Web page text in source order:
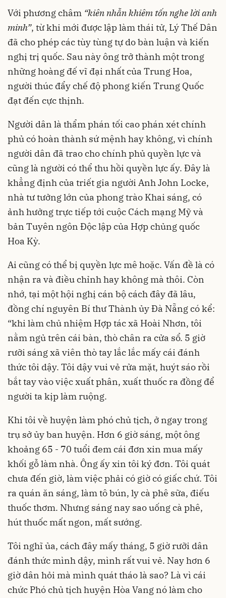
Với phương châm “kiên nhẫn khiêm tốn nghe lời anh
minh”, từ khi mới được lập làm thái tử, Lý Thế Dân
đã cho phép các tùy tùng tự do bàn luận và kiến
nghị trị quốc. Sau này ông trở thành một trong
những hoàng đế vĩ đại nhất của Trung Hoa,
người thúc đẩy chế độ phong kiến Trung Quốc
đạt đến cực thịnh.
Người dân là thẩm phán tối cao phán xét chính
phủ có hoàn thành sứ mệnh hay không, vì chính
người dân đã trao cho chính phủ quyền lực và
cũng là người có thể thu hồi quyền lực ấy. Đây là
khẳng định của triết gia người Anh John Locke,
nhà tư tưởng lớn của phong trào Khai sáng, có
ảnh hưởng trực tiếp tới cuộc Cách mạng Mỹ và
bản Tuyên ngôn Độc lập của Hợp chủng quốc
Hoa Kỳ.
Ai cũng có thể bị quyền lực mê hoặc. Vấn đề là có
nhận ra và điều chỉnh hay không mà thôi. Còn
nhớ, tại một hội nghị cán bộ cách đây đã lâu,
đồng chí nguyên Bí thư Thành ủy Đà Nẵng có kể:
“khi làm chủ nhiệm Hợp tác xã Hoài Nhơn, tôi
nằm ngủ trên cái bàn, thò chân ra cửa sổ. 5 giờ
rưỡi sáng xã viên thò tay lắc lắc mấy cái đánh
thức tôi dậy. Tôi dậy vui vẻ rửa mặt, huýt sáo rồi
bắt tay vào việc xuất phân, xuất thuốc ra đồng để
người ta kịp làm ruộng.
Khi tôi về huyện làm phó chủ tịch, ở ngay trong
trụ sở ủy ban huyện. Hơn 6 giờ sáng, một ông
khoảng 65 - 70 tuổi đem cái đơn xin mua mấy
khối gỗ làm nhà. Ông ấy xin tôi ký đơn. Tôi quát
chưa đến giờ, làm việc phải có giờ có giấc chứ. Tôi
ra quán ăn sáng, làm tô bún, ly cà phê sữa, điếu
thuốc thơm. Nhưng sáng nay sao uống cà phê,
hút thuốc mất ngon, mất sướng.
Tôi nghĩ ủa, cách đây mấy tháng, 5 giờ rưỡi dân
đánh thức mình dậy, mình rất vui vẻ. Nay hơn 6
giờ dân hỏi mà mình quát tháo là sao? Là vì cái
chức Phó chủ tịch huyện Hòa Vang nó làm cho